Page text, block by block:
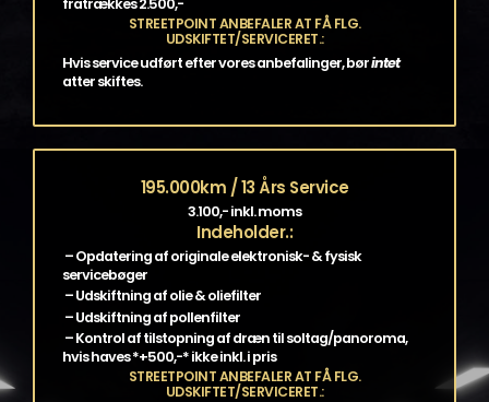
fratrækkes 2.500,-
STREETPOINT ANBEFALER AT FÅ FLG.
UDSKIFTET/SERVICERET.:
Hvis service udført efter vores anbefalinger, børintet
atter skiftes.
195.000km / 13 Års Service
3.100,- inkl. moms
Indeholder.:
– Opdatering af originale elektronisk- & fysisk
servicebøger
– Udskiftning af olie & oliefilter
– Udskiftning af pollenfilter
– Kontrol af tilstopning af dræn til soltag/panoroma,
hvis haves *+500,-* ikke inkl. i pris
STREETPOINT ANBEFALER AT FÅ FLG.
UDSKIFTET/SERVICERET.: